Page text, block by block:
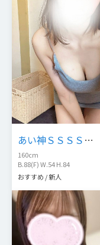
あい神ＳＳＳＳＳ
(20)
160cm
B.88(F) W.54 H.84
おすすめ / 新人